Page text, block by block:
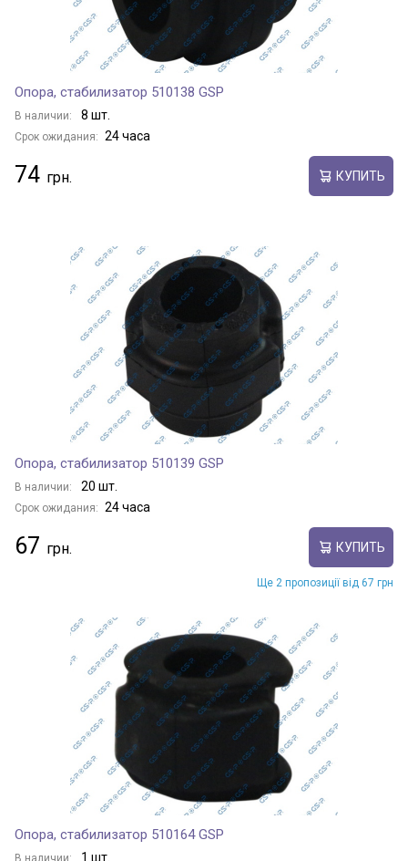
Опора, стабилизатор 510138 GSP
В наличии: 8 шт.
Срок ожидания: 24 часа
74 КУПИТЬ
Опора, стабилизатор 510139 GSP
В наличии: 20 шт.
Срок ожидания: 24 часа
67 КУПИТЬ
Ще 2 пропозиції від 67 грн
Опора, стабилизатор 510164 GSP
В наличии: 1 шт.